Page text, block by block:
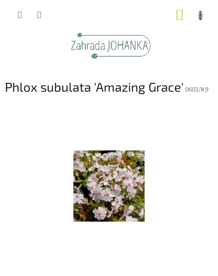
Phlox subulata 'Amazing Grace' 0603/K9